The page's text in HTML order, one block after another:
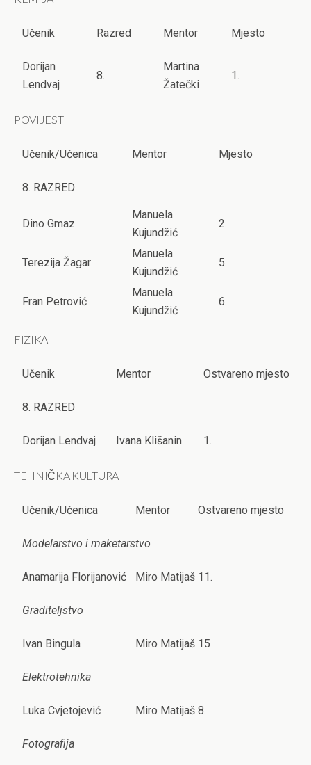
Učenik Razred Mentor Mjesto
Dorijan
Lendvaj
8.
Martina
Žatečki
1.
POVIJEST
Učenik/Učenica Mentor Mjesto
8. RAZRED
Dino Gmaz
Manuela
Kujundžić
2.
Terezija Žagar
Manuela
Kujundžić
5.
Fran Petrović
Manuela
Kujundžić
6.
FIZIKA
Učenik Mentor Ostvareno mjesto
8. RAZRED
Dorijan Lendvaj Ivana Klišanin 1.
TEHNIČKA KULTURA
Učenik/Učenica Mentor Ostvareno mjesto
Modelarstvo i maketarstvo
Anamarija Florijanović Miro Matijaš 11.
Graditeljstvo
Ivan Bingula Miro Matijaš 15
Elektrotehnika
Luka Cvjetojević Miro Matijaš 8.
Fotografija